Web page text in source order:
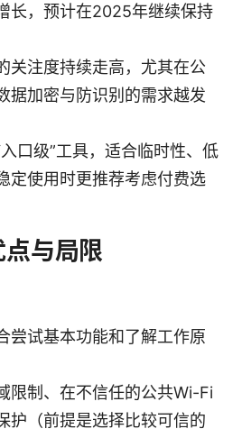
长，预计在2025年继续保持
关注度持续走高，尤其在公
据加密与防识别的需求越发
口级”工具，适合临时性、低
定使用时更推荐考虑付费选
与局限
尝试基本功能和了解工作原
限制、在不信任的公共Wi-Fi
护（前提是选择比较可信的